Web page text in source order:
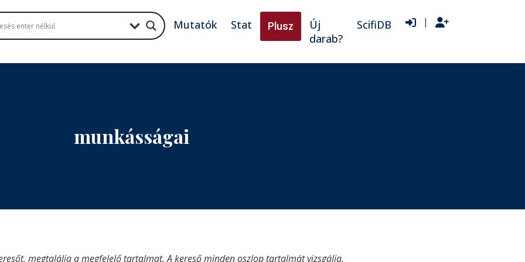
Mutatók Stat Plusz
Új
darab?
ScifiDB |
munkásságai
megtalálja a megfelelő tartalmat. A kereső minden oszlop tartalmát vizsgálja.